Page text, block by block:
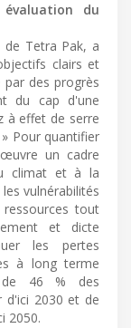
du
de Tetra Pak, a
clairs et
des progrès
du cap d'une
à effet de serre
Pour quantifier
un cadre
climat et à la
vulnérabilités
ressources tout
et dicte
les pertes
à long terme
de 46 % des
d'ici 2030 et de
2050.